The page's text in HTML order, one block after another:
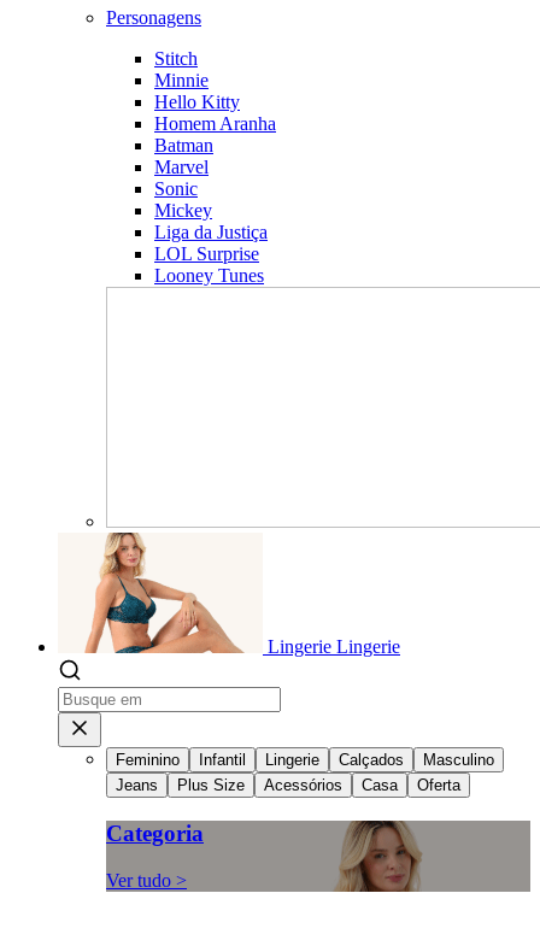
Personagens
Stitch
Minnie
Hello Kitty
Homem Aranha
Batman
Marvel
Sonic
Mickey
Liga da Justiça
LOL Surprise
Looney Tunes
Lingerie Lingerie
Feminino Infantil Lingerie Calçados
Masculino
Jeans
Plus Size Acessórios Casa Oferta
Categoria
Ver tudo >